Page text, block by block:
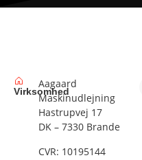
Virksomhed
Aagaard
Maskinudlejning
Hastrupvej 17
DK – 7330 Brande
CVR: 10195144